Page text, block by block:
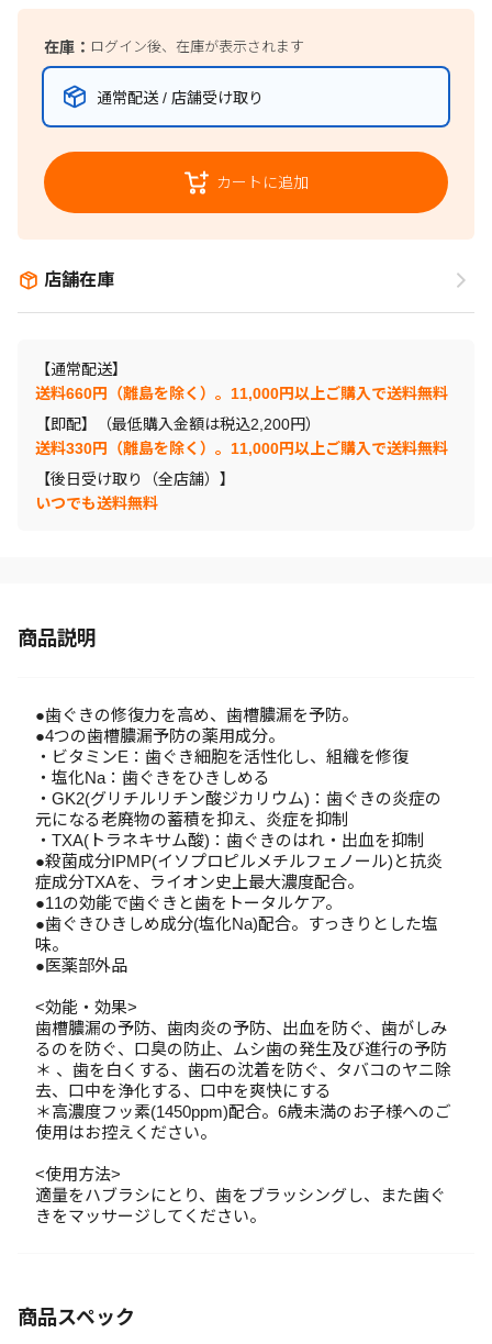
在庫： ログイン後、在庫が表示されます
通常配送 / 店舗受け取り
カートに追加
店舗在庫
【通常配送】
送料660円（離島を除く）。11,000円以上ご購入で送料無料
【即配】（最低購入金額は税込2,200円）
送料330円（離島を除く）。11,000円以上ご購入で送料無料
【後日受け取り（全店舗）】
いつでも送料無料
商品説明
●歯ぐきの修復力を高め、歯槽膿漏を予防。
●4つの歯槽膿漏予防の薬用成分。
・ビタミンE：歯ぐき細胞を活性化し、組織を修復
・塩化Na：歯ぐきをひきしめる
・GK2(グリチルリチン酸ジカリウム)：歯ぐきの炎症の
元になる老廃物の蓄積を抑え、炎症を抑制
・TXA(トラネキサム酸)：歯ぐきのはれ・出血を抑制
●殺菌成分IPMP(イソプロピルメチルフェノール)と抗炎
症成分TXAを、ライオン史上最大濃度配合。
●11の効能で歯ぐきと歯をトータルケア。
●歯ぐきひきしめ成分(塩化Na)配合。すっきりとした塩
味。
●医薬部外品
<効能・効果>
歯槽膿漏の予防、歯肉炎の予防、出血を防ぐ、歯がしみ
るのを防ぐ、口臭の防止、ムシ歯の発生及び進行の予防
＊ 、歯を白くする、歯石の沈着を防ぐ、タバコのヤニ除
去、口中を浄化する、口中を爽快にする
＊高濃度フッ素(1450ppm)配合。6歳未満のお子様へのご
使用はお控えください。
<使用方法>
適量をハブラシにとり、歯をブラッシングし、また歯ぐ
きをマッサージしてください。
商品スペック